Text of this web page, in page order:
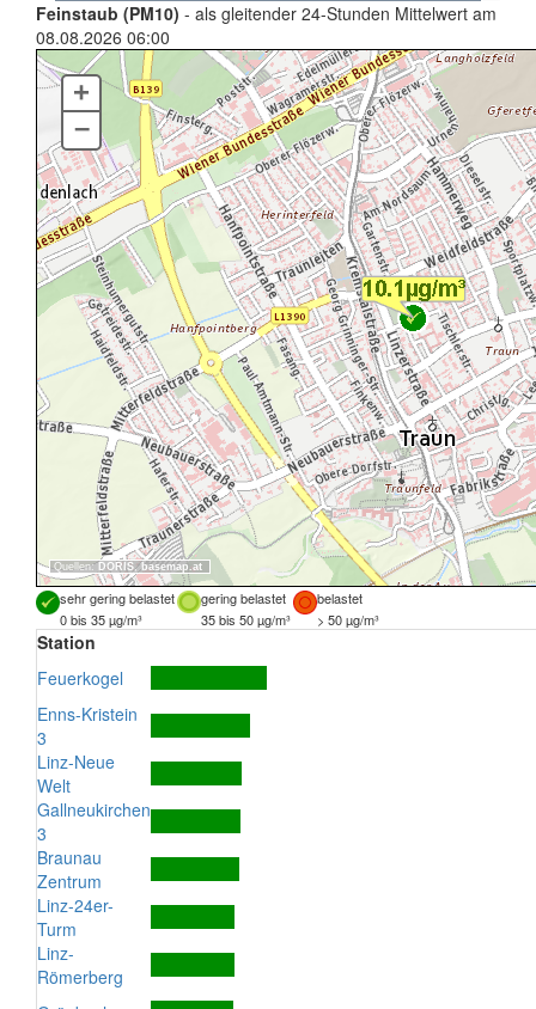
Feinstaub (PM10) - als gleitender 24-Stunden Mittelwert am
08.08.2026 06:00
Quellen: DORIS, basemap.at
+
–
sehr gering belastet gering belastet
belastet
0 bis 35 µg/m³
35 bis 50 µg/m³ > 50 µg/m³
Station
Feuerkogel
Enns-Kristein
3
Linz-Neue
Welt
Gallneukirchen
3
Braunau
Zentrum
Linz-24er-
Turm
Linz-
Römerberg